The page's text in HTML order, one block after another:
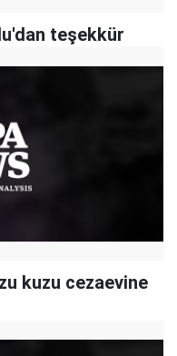
teşekkür
kuzu cezaevine